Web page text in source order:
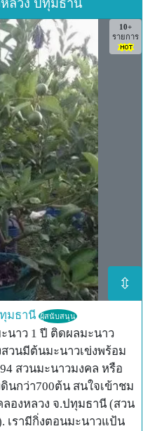
ลวง ปทุมธานี
⇳
10+
รายการ
มธานี ผู้สนับสนุน
นาว 1 ปี ติดผลมะนาว
วนมีต้นมะนาวเข่งพร้อม
สวนมะนาวมงคล หรือ
นกว่า700ต้น สนใจเข้าชม
องหลวง จ.ปทุมธานี (สวน
เรามีกิ่งตอนมะนาวแป้น